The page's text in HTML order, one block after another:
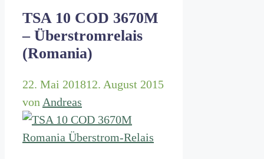
TSA 10 COD 3670M
– Überstromrelais
(Romania)
22. Mai 201812. August 2015
von Andreas